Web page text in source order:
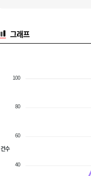
그래프
100
80
60
40
건수